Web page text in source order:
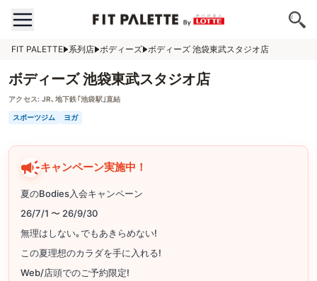
FIT PALETTE 系列店 ボディーズ ボディーズ 池袋東武スタジオ店
ボディーズ 池袋東武スタジオ店
アクセス: JR､地下鉄｢池袋駅｣直結
スポーツジム ヨガ
キャンペーン実施中！
夏のBodies入会キャンペーン
26/7/1 〜 26/9/30
無理はしない｡でもあきらめない!
この夏理想のカラダを手に入れる!
Web/店頭でのご予約限定!